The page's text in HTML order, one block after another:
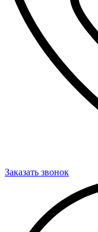
Заказать звонок